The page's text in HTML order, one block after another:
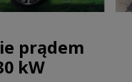
prądem
kW